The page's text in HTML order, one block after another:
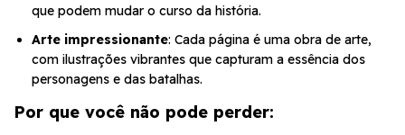
que podem mudar o curso da história.
Arte impressionante: Cada página é uma obra de arte,
com ilustrações vibrantes que capturam a essência dos
personagens e das batalhas.
Por que você não pode perder: